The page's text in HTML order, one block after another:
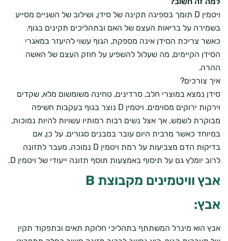
ויטמין D
תומך בספיגה תקינה של סידן, ושילוב של השניים מסייע
בשמירה על בריאות העצם של האם ובתהליכים תקינים בגוף.
כאשר צריכת הסידן אינה מספקת, הגוף עשוי להיעזר במאגרי
הסידן הקיימים, מה שעלול להשפיע על חוזק העצם של האשה
ההרה.
איך צורכים?
סידן נמצא במוצרי חלב, סרדינים, טחינה משומשום מלא, שקדים
וירקות ירוקים מסוימים. ויטמין D נוצר בגוף בעקבות חשיפה
מבוקרת לשמש, אך אצל נשים רבות רמותיו עשויות להיות נמוכות,
במיוחד כאשר מרבית היום עובר במבנים סגורים. על כן, אם
בדיקות הדם מצביעות על רמת ויטמין D נמוכה, מעבר לתזונה
לרוב יומלץ גם על תיסוף באמצעות תוסף תזונה ייעודי של ויטמין D .
אבץ וויטמינים מקבוצת B
אבץ:
אבץ הוא מינרל המשתתף בתהליכי חלוקת תאים ובתפקוד תקין